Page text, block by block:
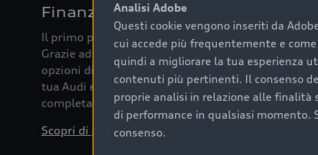
Analisi Adobe
Questi cookie vengono inseriti da
cui accede più frequentemente e
quindi a migliorare la tua esperienza
contenuti più pertinenti. Il consenso
proprie analisi in relazione alle finalità
di performance in qualsiasi momento.
consenso.
Finanziare la tua Audi
Il primo passo verso l’emozione di guidare un’Audi
Grazie ad Audi Financial Services possiamo fornirti
opzioni di acquisto. Con Audi Value ti garantiamo
tua Audi e, al termine del finanziamento, tutta la
completare l’acquisto, sostituirla o restituirla.
Scopri di più